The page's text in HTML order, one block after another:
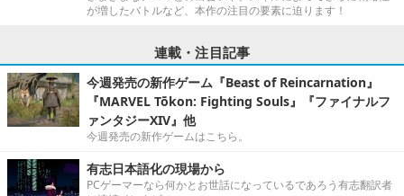
が増したバトルなど、本作の注目の要素に迫ります！
連載・注目記事
今週発売の新作ゲーム『Beast of Reincarnation』
『MARVEL Tōkon: Fighting Souls』『ファイナルフ
ァンタジーXIV』他
今週発売の新作ゲームはこちら。
有志日本語化の現場から
PCゲーマーなら何かとお世話になっているであろう有志翻訳者